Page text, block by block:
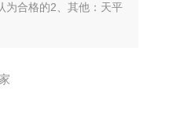
为合格的2、其他：天平